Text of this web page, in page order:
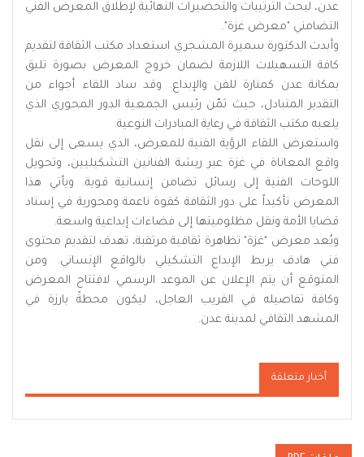
عدن، لبحث الترتيبات والتحضيرات النهائية لإطلاق المعرض الفني
التضامني "معرض غزة".
وأبدت الدكتورة سميرة المشجري استعداد مكتب الثقافة لتقديم
كافة التسهيلات اللازمة لضمان خروج المعرض بصورة تليق
بمكانة عدن كمنارة للفن والإبداع. وقد ساد اللقاء أجواء من
التقدير المتبادل، حيث ثمّن رئيس الجمعية الدور المحوري الذي
يلعبه مكتب الثقافة في رعاية المبادرات النوعية.
واستعرض اللقاء الرؤية الفنية للمعرض، الذي يسعى إلى نقل
واقع المعاناة في غزة عبر ريشة الفنانين التشكيليين، وتحويل
اللوحات الفنية إلى رسائل تضامن إنسانية قوية. ويأتي هذا
المعرض تأكيداً على دور الثقافة كقوة ناعمة ومحورية في إسناد
قضايا الأمة ونقل مظلوميتها إلى فضاءات إبداعية واسعة.
ويُعد معرض "غزة" تظاهرة ثقافية مرتقبة، تهدف لتقديم محتوى
فني هادف يربط الإبداع التشكيلي بالواقع الإنساني. ومن
المتوقع أن يتم الإعلان عن الموعد الرسمي لافتتاح المعرض
وكافة تفاصيله في القريب العاجل، ليكون محطةً بارزة في
المشهد الثقافي لمدينة عدن.
أخبار متعلقة